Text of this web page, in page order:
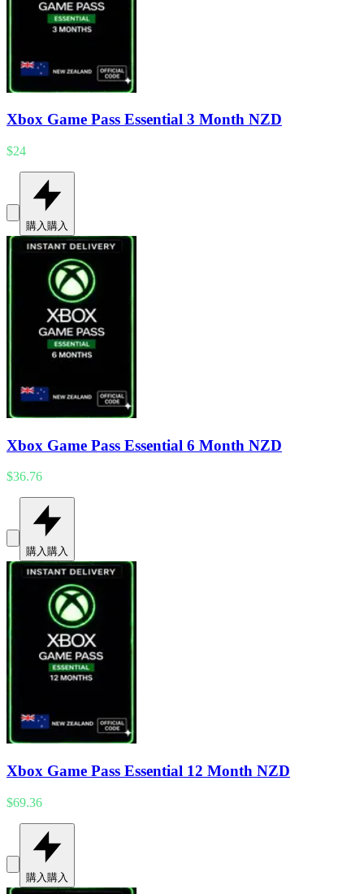
Xbox Game Pass Essential 3 Month NZD
$24
購入購入
Xbox Game Pass Essential 6 Month NZD
$36.76
購入購入
Xbox Game Pass Essential 12 Month NZD
$69.36
購入 購入